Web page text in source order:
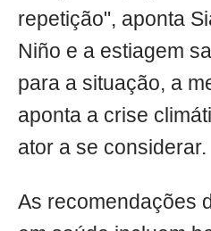
repetição", aponta
Niño e a estiagem
para a situação, a
aponta a crise
ator a se considerar.
As recomendações